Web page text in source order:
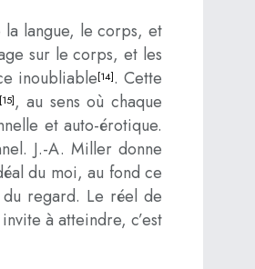
la langue, le corps, et
sur le corps, et les
inoubliable[14]. Cette
[15], au sens où chaque
et auto-érotique.
J.-A. Miller donne
du moi, au fond ce
regard. Le réel de
à atteindre, c’est